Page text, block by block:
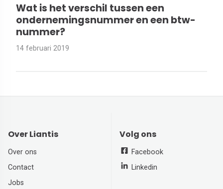
Wat is het verschil tussen een
ondernemingsnummer en een btw-
nummer?
14 februari 2019
Over Liantis
Over ons
Contact
Jobs
Volg ons
Facebook
Linkedin